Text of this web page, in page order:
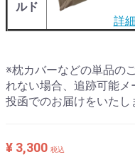
ルド
詳
※枕カバーなどの単品の
れない場合、追跡可能メ
投函でのお届けをいたし
¥ 3,300 税込